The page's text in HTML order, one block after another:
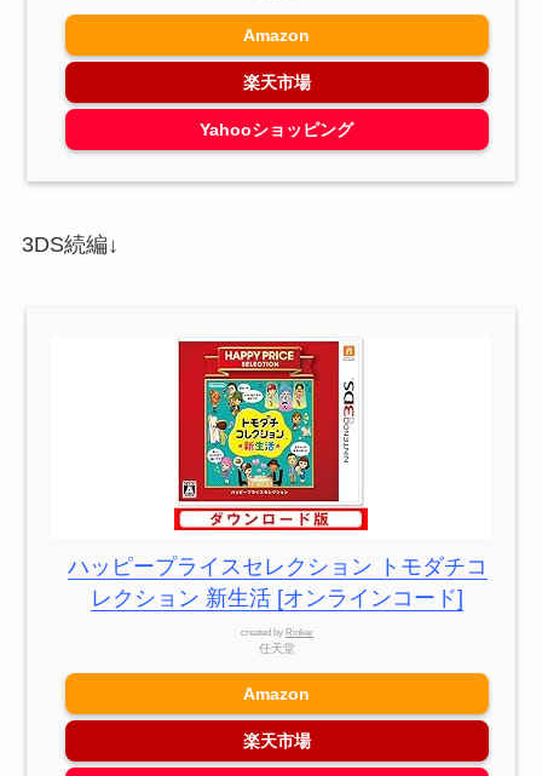
Amazon
楽天市場
Yahooショッピング
3DS続編↓
ハッピープライスセレクション トモダチコ
レクション 新生活 [オンラインコード]
created by Rinker
任天堂
Amazon
楽天市場